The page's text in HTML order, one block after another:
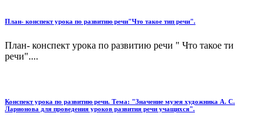
План- конспект урока по развитию речи"Что такое тип речи".
План- конспект урока по развитию речи " Что такое ти
речи"....
Конспект урока по развитию речи. Тема: "Значение музея художника А. С.
Ларионова для проведения уроков развития речи учащихся".